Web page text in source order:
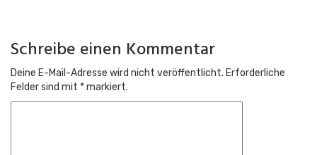
Abonnieren
Schreibe einen Kommentar
Deine E-Mail-Adresse wird nicht veröffentlicht. Erforderliche
Felder sind mit *markiert.